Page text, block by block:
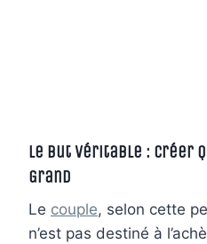
Le But Véritable : Créer
Grand
Le couple, selon cette
n’est pas destiné à